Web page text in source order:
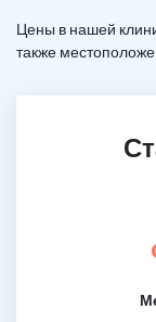
Цены в нашей
также